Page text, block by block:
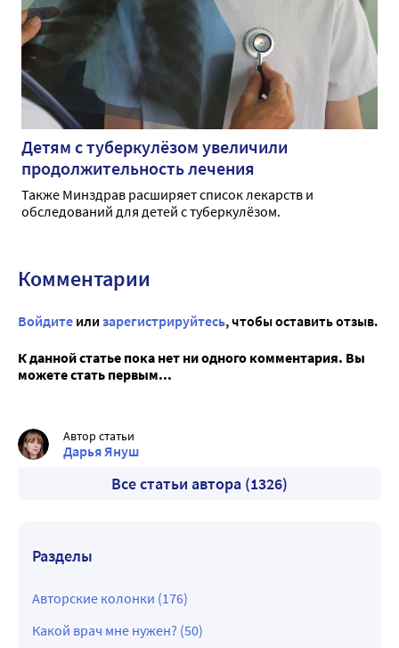
Детям с туберкулёзом увеличили
продолжительность лечения
Также Минздрав расширяет список лекарств и
обследований для детей с туберкулёзом.
Комментарии
Войдите или зарегистрируйтесь, чтобы оставить отзыв.
К данной статье пока нет ни одного комментария. Вы
можете стать первым...
Автор статьи
Дарья Януш
Все статьи автора (1326)
Разделы
Авторские колонки (176)
Какой врач мне нужен? (50)